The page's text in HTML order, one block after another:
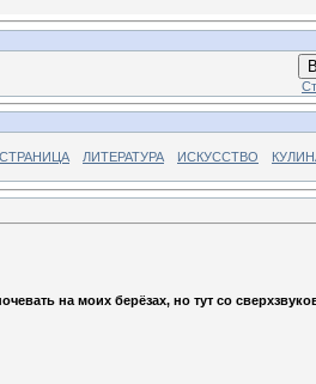
ЛИТЕРАТУРА ИСКУССТВО
на моих берёзах, но тут со